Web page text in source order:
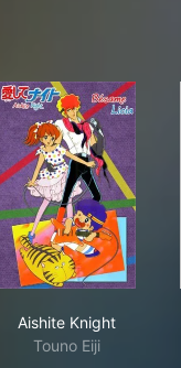
Aishite Knight
Touno Eiji